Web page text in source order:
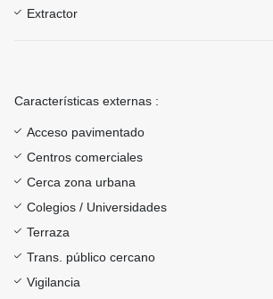
Extractor
Características externas :
Acceso pavimentado
Centros comerciales
Cerca zona urbana
Colegios / Universidades
Terraza
Trans. público cercano
Vigilancia